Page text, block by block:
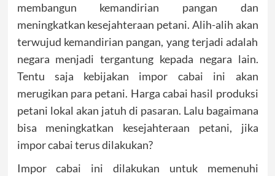
membangun kemandirian pangan dan
meningkatkan kesejahteraan petani. Alih-alih akan
terwujud kemandirian pangan, yang terjadi adalah
negara menjadi tergantung kepada negara lain.
Tentu saja kebijakan impor cabai ini akan
merugikan para petani. Harga cabai hasil produksi
petani lokal akan jatuh di pasaran. Lalu bagaimana
bisa meningkatkan kesejahteraan petani, jika
impor cabai terus dilakukan?
Impor cabai ini dilakukan untuk memenuhi